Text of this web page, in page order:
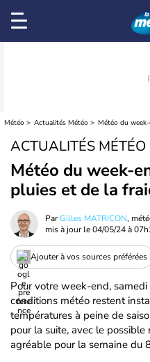
Météo Actualités Météo Météo du
ACTUALITÉS MÉTÉO
Météo du week-
pluies et de la
ParGilles MATRICON,
mis à jour le04/05/24 à
Ajouter à vos sources préférées
Pour votre week-end,
conditions météo restent
températures à peine de
pour la suite, avec le
agréable pour la semaine du